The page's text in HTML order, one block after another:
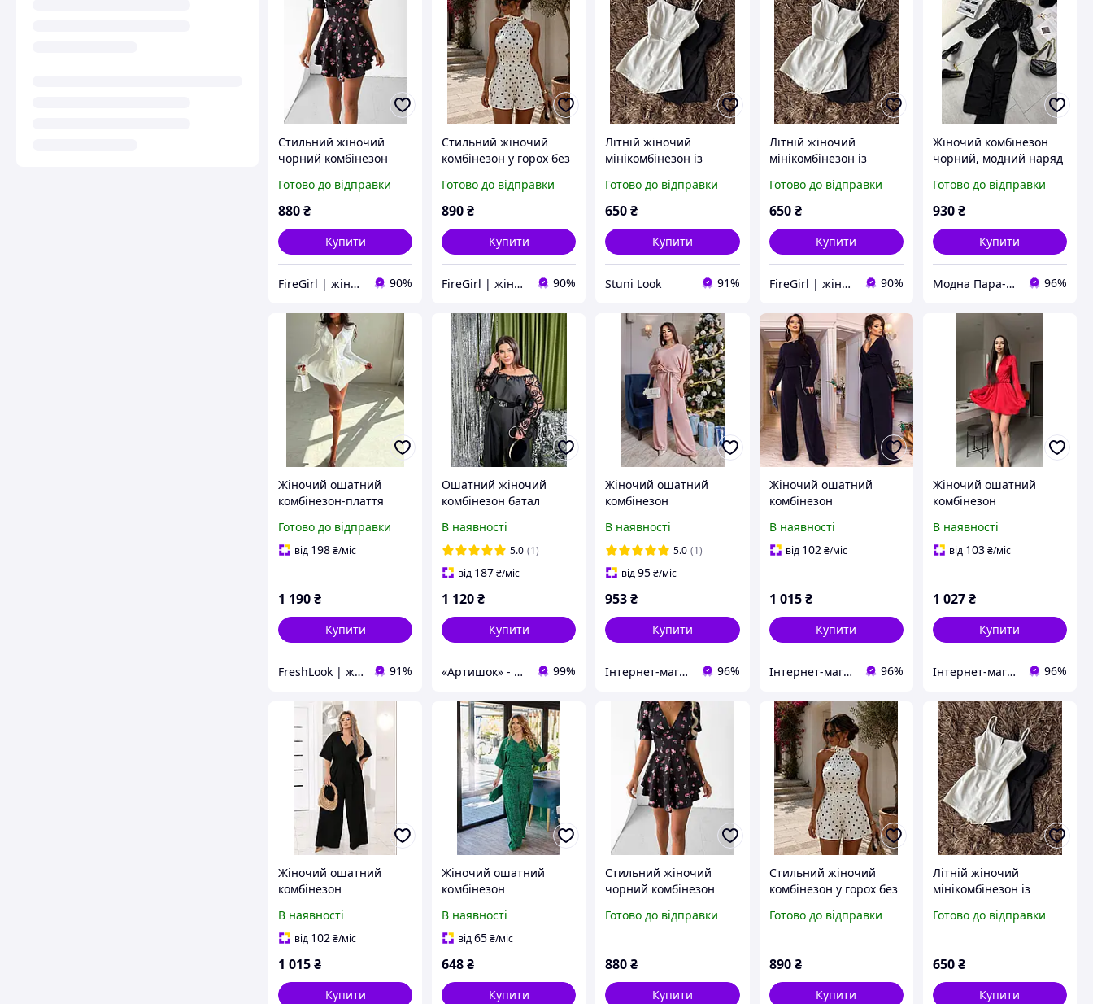
Стильний жіночий
чорний комбінезон
імітацією корсета
чорний білий
Готово до відправки
880₴
Купити
FireGirl | жіночий одяг 90%
Стильний жіночий
комбінезон у горох без
спиною (чорний, білий,
блакитний)
Готово до відправки
890₴
Купити
FireGirl | жіночий одяг 90%
Літній жіночий
мінікомбінезон із
(чорний, молочний)
Готово до відправки
650₴
Купити
Stuni Look 91%
Літній жіночий
мінікомбінезон із
(чорний, молочний)
Готово до відправки
650 ₴
Купити
FireGirl | жіночий одяг 90%
Жіночий комбінезон
чорний, модний наряд
святковий та casual
стиль
Готово до відправки
930₴
Купити
Модна Пара-для нього і для неї 96%
Жіночий ошатний
комбінезон-плаття
рукавом із мереживом
Готово до відправки
від 198₴/міс
1 190₴
Купити
FreshLook | жіночий одяг 91%
Ошатний жіночий
комбінезон батал
В наявності
5.0 (1)
від 187₴/міс
1 120₴
Купити
«Артишок» - магазин жіночого одягу 99%
Жіночий ошатний
комбінезон
В наявності
5.0 (1)
від95₴/міс
953₴
Купити
Інтернет-магазин одягу та взуття Bebest-Style 96%
Жіночий ошатний
комбінезон
В наявності
від 102 ₴/міс
1 015 ₴
Купити
Інтернет-магазин одягу та взуття Bebest-Style 96%
Жіночий ошатний
комбінезон
В наявності
від 103₴/міс
1 027₴
Купити
Інтернет-магазин одягу та взуття Bebest-Style 96%
Жіночий ошатний
комбінезон
В наявності
від 102₴/міс
1 015₴
Купити
Жіночий ошатний
комбінезон
В наявності
від65₴/міс
648₴
Купити
Стильний жіночий
чорний комбінезон
імітацією корсета
Готово до відправки
880₴
Купити
Стильний жіночий
комбінезон у горох без
спиною (чорний, білий,
Готово до відправки
890 ₴
Купити
Літній жіночий
мінікомбінезон із
(чорний, молочний)
Готово до відправки
650₴
Купити